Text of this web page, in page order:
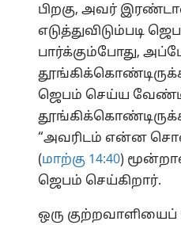
பிறகு, அவர்
எடுத்துவிடும்படி
பார்க்கும்போது,
ஜெபம் செய்ய
“அவரிடம் என்ன
(மாற்கு 14:40)
ஜெபம் செய்கிறார்.
ஒரு